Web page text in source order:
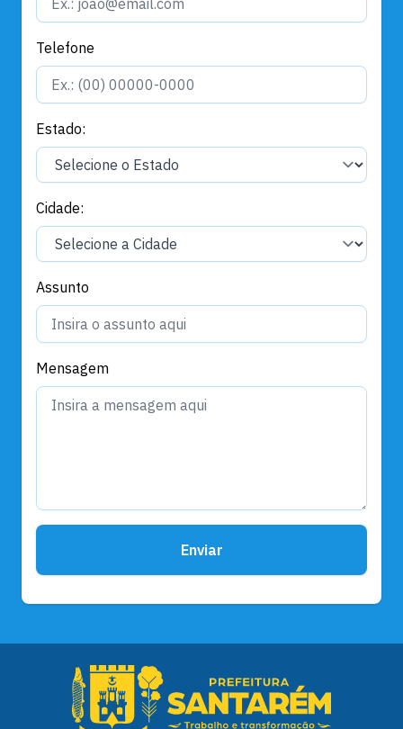
Telefone
Estado:
Cidade:
Assunto
Mensagem
Enviar